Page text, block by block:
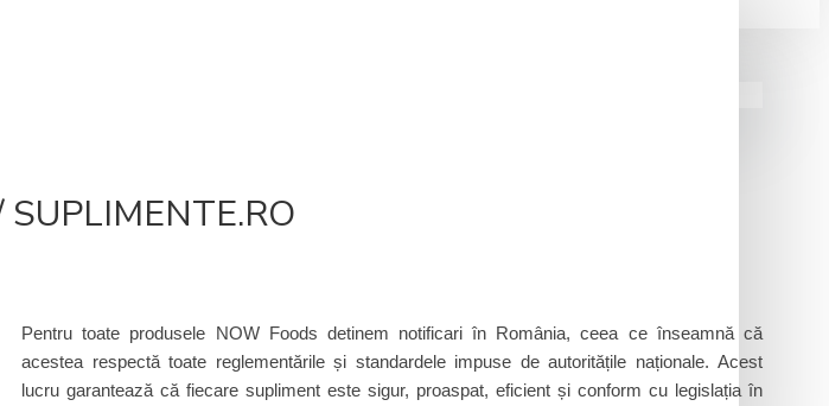
Pentru toate produsele NOW Foods detinem notificari în România, ceea ce înseamnă că
acestea respectă toate reglementările și standardele impuse de autoritățile naționale. Acest
lucru garantează că fiecare supliment este sigur, proaspat, eficient și conform cu legislația în